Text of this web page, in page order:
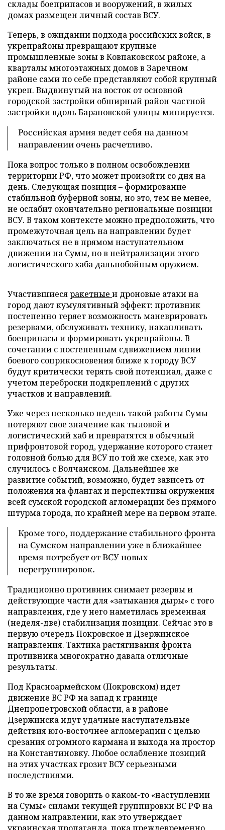
склады боеприпасов и вооружений, в жилых
домах размещен личный состав ВСУ.
Теперь, в ожидании подхода российских войск, в
укрепрайоны превращают крупные
промышленные зоны в Ковпаковском районе, а
кварталы многоэтажных домов в Заречном
районе сами по себе представляют собой крупный
укреп. Выдвинутый на восток от основной
городской застройки обширный район частной
застройки вдоль Барановской улицы минируется.
Российская армия ведет себя на данном
направлении очень расчетливо.
Пока вопрос только в полном освобождении
территории РФ, что может произойти со дня на
день. Следующая позиция – формирование
стабильной буферной зоны, но это, тем не менее,
не ослабит окончательно региональные позиции
ВСУ. В таком контексте можно предположить, что
промежуточная цель на направлении будет
заключаться не в прямом наступательном
движении на Сумы, но в нейтрализации этого
логистического хаба дальнобойным оружием.
Участившиесяракетные и дроновые атаки на
город дают кумулятивный эффект: противник
постепенно теряет возможность маневрировать
резервами, обслуживать технику, накапливать
боеприпасы и формировать укрепрайоны. В
сочетании с постепенным сдвижением линии
боевого соприкосновения ближе к городу ВСУ
будут критически терять свой потенциал, даже с
учетом переброски подкреплений с других
участков и направлений.
Уже через несколько недель такой работы Сумы
потеряют свое значение как тыловой и
логистический хаб и превратятся в обычный
прифронтовой город, удержание которого станет
головной болью для ВСУ по той же схеме, как это
случилось с Волчанском. Дальнейшее же
развитие событий, возможно, будет зависеть от
положения на флангах и перспективы окружения
всей сумской городской агломерации без прямого
штурма города, по крайней мере на первом этапе.
Кроме того, поддержание стабильного фронта
на Сумском направлении уже в ближайшее
время потребует от ВСУ новых
перегруппировок.
Традиционно противник снимает резервы и
действующие части для «затыкания дыры» с того
направления, где у него наметилась временная
(неделя-две) стабилизация позиции. Сейчас это в
первую очередь Покровское и Дзержинское
направления. Тактика растягивания фронта
противника многократно давала отличные
результаты.
Под Красноармейском (Покровском) идет
движение ВС РФ на запад к границе
Днепропетровской области, а в районе
Дзержинска идут удачные наступательные
действия юго-восточнее агломерации с целью
срезания огромного кармана и выхода на простор
на Константиновку. Любое ослабление позиций
на этих участках грозит ВСУ серьезными
последствиями.
В то же время говорить о каком-то «наступлении
на Сумы» силами текущей группировки ВС РФ на
данном направлении, как это утверждает